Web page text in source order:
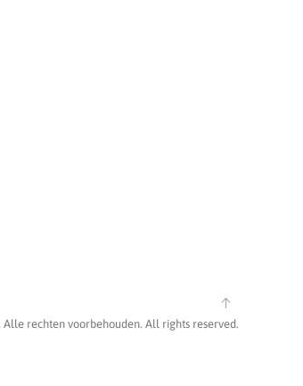
Alle rechten voorbehouden. All rights reserved.